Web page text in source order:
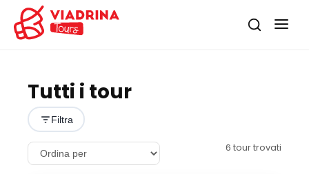
Tutti i tour
Filtra
6 tour trovati